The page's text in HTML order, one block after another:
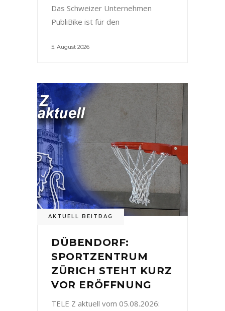
Das Schweizer Unternehmen
PubliBike ist für den
5. August 2026
AKTUELL BEITRAG
DÜBENDORF:
SPORTZENTRUM
ZÜRICH STEHT KURZ
VOR ERÖFFNUNG
TELE Z aktuell vom 05.08.2026: